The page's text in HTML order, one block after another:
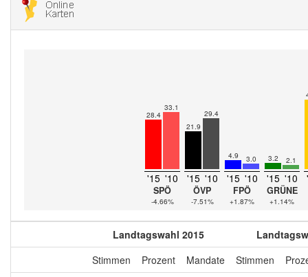
28.4
33.1
'15 '10
SPÖ
-4.66%
21.9
29.4
'15 '10
ÖVP
-7.51%
4.9 3.0
'15 '10
FPÖ
+1.87%
3.2 2.1
'15 '10
GRÜNE
+1.14%
Landtagswahl 2015
Stimmen
Prozent Mandate Stimmen